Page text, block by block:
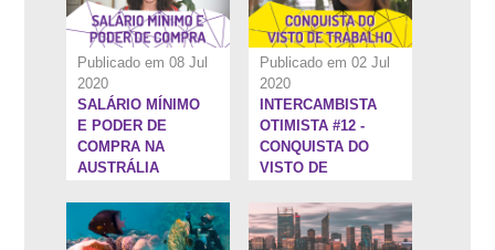
Publicado em 08 Jul
2020
SALÁRIO MÍNIMO
E PODER DE
COMPRA NA
AUSTRÁLIA
Publicado em 02 Jul
2020
INTERCAMBISTA
OTIMISTA #12 -
CONQUISTA DO
VISTO DE
AUSTRÁLIA
9:50''